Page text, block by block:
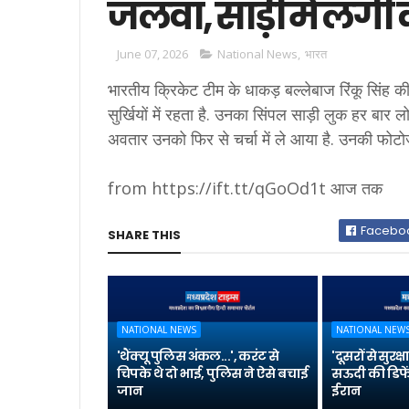
जलवा, साड़ी में
June 07, 2026 National News, भारत
भारतीय क्रिकेट टीम के धाकड़ बल्लेबाज रिंकू सिंह
सुर्खियों में रहता है. उनका सिंपल साड़ी लुक हर बार
अवतार उनको फिर से चर्चा में ले आया है. उनकी
from https://ift.tt/qGoOd1t आज तक
SHARE THIS
NATIONAL NEWS
'थैंक्यू पुलिस अंकल...', करंट से
चिपके थे दो भाई, पुलिस ने ऐसे बचाई
जान
NATIONAL
'दूसरों से
सऊदी की
ईरान